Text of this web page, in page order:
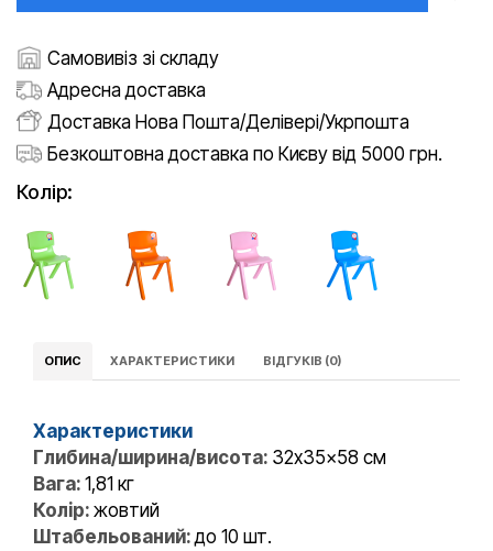
Самовивіз зі складу
Адресна доставка
Доставка Нова Пошта/Делівері/Укрпошта
Безкоштовна доставка по Києву від 5000 грн.
Колір:
ОПИС ХАРАКТЕРИСТИКИ ВІДГУКІВ (0)
Характеристики
Глибина/ширина/висота: 32x35x58 см
Вага: 1,81 кг
Колір: жовтий
Штабельований:до 10 шт.